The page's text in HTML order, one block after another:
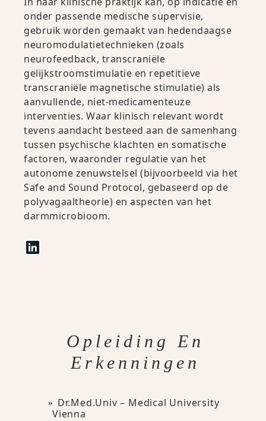
onder passende medische supervisie,
gebruik worden gemaakt van hedendaagse
neuromodulatietechnieken (zoals
neurofeedback, transcraniële
gelijkstroomstimulatie en repetitieve
transcraniële magnetische stimulatie) als
aanvullende, niet-medicamenteuze
interventies. Waar klinisch relevant wordt
tevens aandacht besteed aan de samenhang
tussen psychische klachten en somatische
factoren, waaronder regulatie van het
autonome zenuwstelsel (bijvoorbeeld via het
Safe and Sound Protocol, gebaseerd op de
polyvagaaltheorie) en aspecten van het
darmmicrobioom.
Opleiding En
Erkenningen
Dr.med.univ – Medical University
Vienna